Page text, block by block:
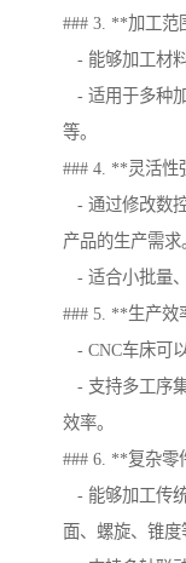
### 3. **加工范
- 能够加工材
- 适用于多种
等。
### 4. **灵活性
- 通过修改数
产品的生产需求
- 适合小批量
### 5. **生产效
- CNC车床可
- 支持多工序
效率。
### 6. **复杂零
- 能够加工传
面、螺旋、锥度